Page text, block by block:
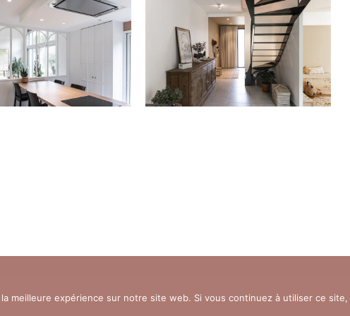
meilleure expérience sur notre site web. Si vous continuez à utiliser ce